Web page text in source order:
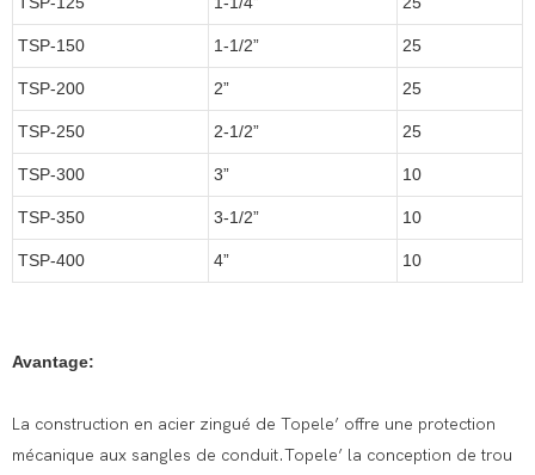
TSP-150 1-1/2” 25
TSP-200 2” 25
TSP-250 2-1/2” 25
TSP-300 3” 10
TSP-350 3-1/2” 10
TSP-400 4” 10
Avantage:
La construction en acier zingué de Topele’ offre une protection
mécanique aux sangles de conduit.Topele’ la conception de trou